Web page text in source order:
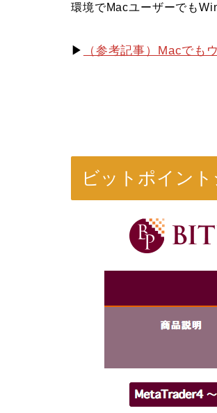
環境でMacユーザーでも
▶ （参考記事）Macでも
ビットポイン